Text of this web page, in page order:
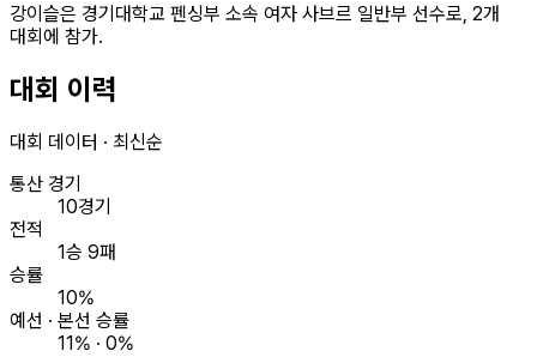
강이슬은 경기대학교 펜싱부 소속 여자 사브르 일반부 선수로, 2개
대회에 참가.
대회 이력
대회 데이터 · 최신순
통산 경기
10경기
전적
1승 9패
승률
10%
예선 · 본선 승률
11% · 0%